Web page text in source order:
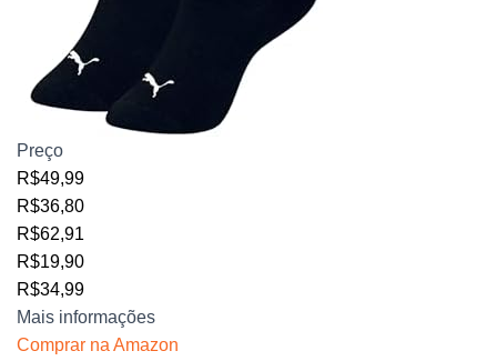
Preço
R$49,99
R$36,80
R$62,91
R$19,90
R$34,99
Mais informações
Comprar na Amazon